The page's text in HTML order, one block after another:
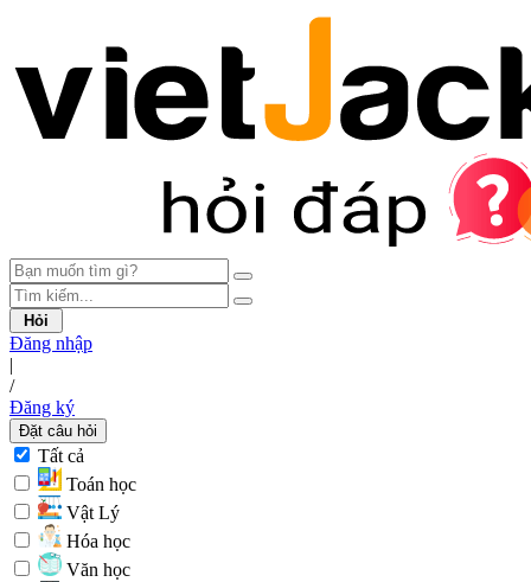
Hỏi
Đăng nhập
|
/
Đăng ký
Đặt câu hỏi
Tất cả
Toán học
Vật Lý
Hóa học
Văn học